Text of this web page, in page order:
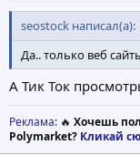
seostock написал(а):
Да.. только веб
А Тик Ток
Реклама: 🔥 Хочешь
Polymarket? Кликай